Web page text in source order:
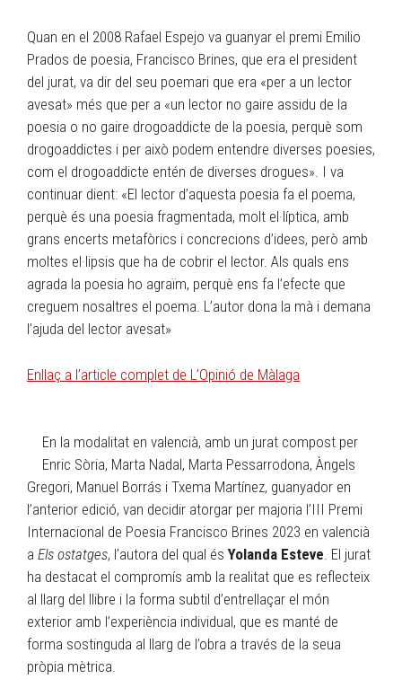
Quan en el 2008 Rafael Espejo va guanyar el premi Emilio
Prados de poesia, Francisco Brines, que era el president
del jurat, va dir del seu poemari que era «per a un lector
avesat» més que per a «un lector no gaire assidu de la
poesia o no gaire drogoaddicte de la poesia, perquè som
drogoaddictes i per això podem entendre diverses poesies,
com el drogoaddicte entén de diverses drogues». I va
continuar dient: «El lector d’aquesta poesia fa el poema,
perquè és una poesia fragmentada, molt el·líptica, amb
grans encerts metafòrics i concrecions d’idees, però amb
moltes el·lipsis que ha de cobrir el lector. Als quals ens
agrada la poesia ho agraïm, perquè ens fa l’efecte que
creguem nosaltres el poema. L’autor dona la mà i demana
l’ajuda del lector avesat»
Enllaç a l’article complet de L’Opinió de Màlaga
En la modalitat en valencià, amb un jurat compost per
Enric Sòria, Marta Nadal, Marta Pessarrodona, Àngels
Gregori, Manuel Borrás i Txema Martínez, guanyador en
l’anterior edició, van decidir atorgar per majoria l’III Premi
Internacional de Poesia Francisco Brines 2023 en valencià
a Els ostatges, l’autora del qual és Yolanda Esteve. El jurat
ha destacat el compromís amb la realitat que es reflecteix
al llarg del llibre i la forma subtil d’entrellaçar el món
exterior amb l’experiència individual, que es manté de
forma sostinguda al llarg de l’obra a través de la seua
pròpia mètrica.